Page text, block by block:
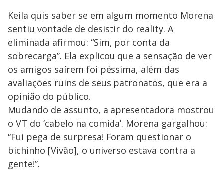
Keila quis saber se em algum momento Morena
sentiu vontade de desistir do reality. A
eliminada afirmou: “Sim, por conta da
sobrecarga”. Ela explicou que a sensação de ver
os amigos saírem foi péssima, além das
avaliações ruins de seus patronatos, que era a
opinião do público.
Mudando de assunto, a apresentadora mostrou
o VT do ‘cabelo na comida’. Morena gargalhou:
“Fui pega de surpresa! Foram questionar o
bichinho [Vivão], o universo estava contra a
gente!”.